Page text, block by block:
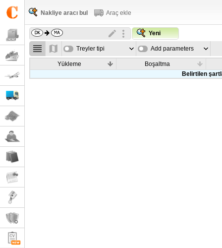
Nakliye aracı bul Araç ekle
Yeni
Treyler tipi Add parameters
Yükleme
Boşaltma
Belirtilen